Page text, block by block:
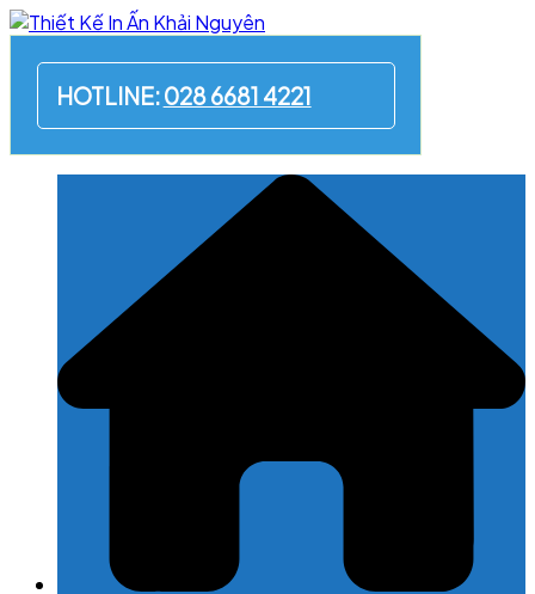
Skip
content
HOTLINE:028 6681 4221